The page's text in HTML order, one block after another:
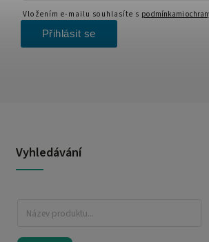
Vyhledávání
Vložením e-mailu souhlasíte s podmínkami
Přihlásit se